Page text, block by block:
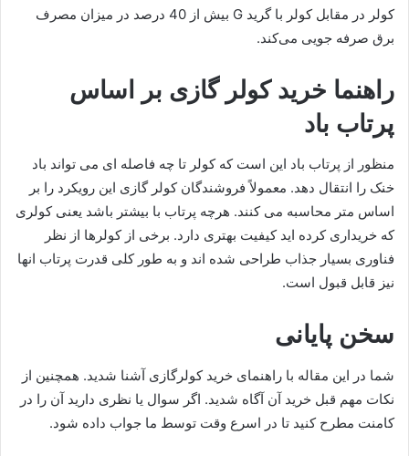
کولر در مقابل کولر با گرید G بیش از 40 درصد در میزان مصرف
برق صرفه جویی می‌کند.
راهنما خرید کولر گازی بر اساس
پرتاب باد
منظور از پرتاب باد این است که کولر تا چه فاصله ای می تواند باد
خنک را انتقال دهد. معمولاً فروشندگان کولر گازی این رویکرد را بر
اساس متر محاسبه می کنند. هرچه پرتاب با بیشتر باشد یعنی کولری
که خریداری کرده اید کیفیت بهتری دارد. برخی از کولرها از نظر
فناوری بسیار جذاب طراحی شده اند و به طور کلی قدرت پرتاب انها
نیز قابل قبول است.
سخن پایانی
شما در این مقاله با راهنمای خرید کولرگازی آشنا شدید. همچنین از
نکات مهم قبل خرید آن آگاه شدید. اگر سوال یا نظری دارید آن را در
کامنت مطرح کنید تا در اسرع وقت توسط ما جواب داده شود.